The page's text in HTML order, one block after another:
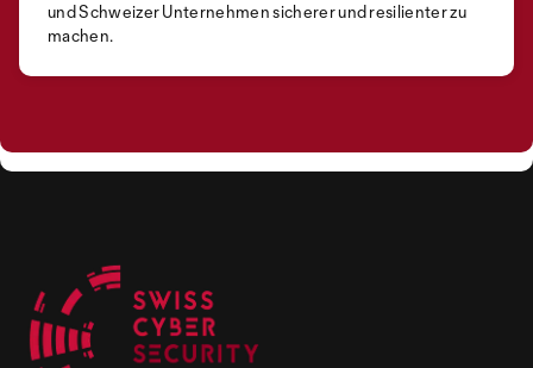
und Schweizer Unternehmen sicherer und resilienter zu
machen.